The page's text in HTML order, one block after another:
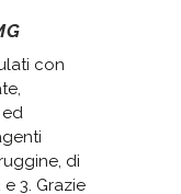
con
di
3. Grazie